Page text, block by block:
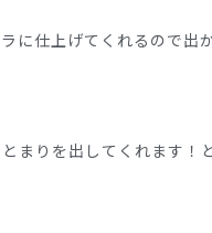
に仕上げてくれるので出
まりを出してくれます